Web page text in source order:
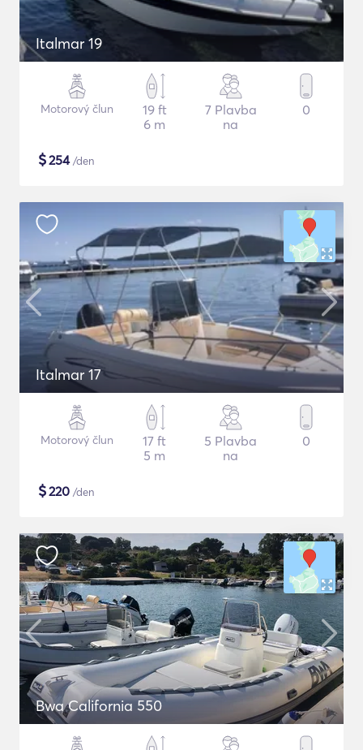
Italmar 19
Motorový člun
19 ft
6 m
7 Plavba
na
0
$254/den
Italmar 17
Motorový člun
17 ft
5 m
5 Plavba
na
0
$220 /den
Bwa California 550